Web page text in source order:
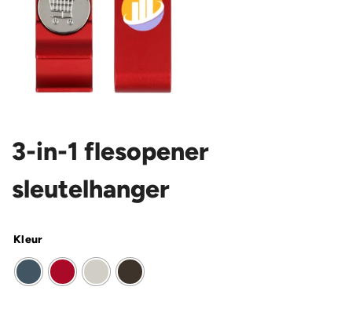
3-in-1 flesopener
sleutelhanger
Kleur